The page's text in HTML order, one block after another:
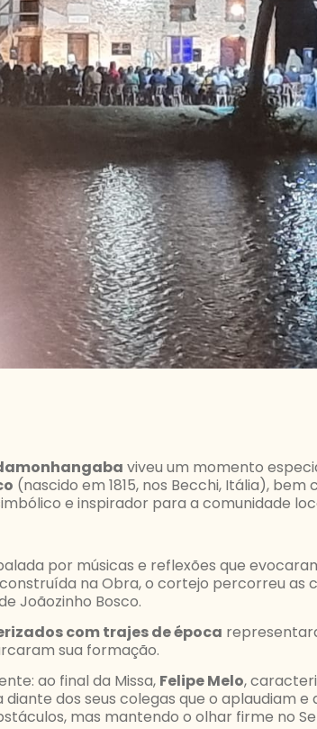
viveu um momento
(nascido em 1815, nos Becchi, Itália), bem
e inspirador para a comunidade
por músicas e reflexões que
na Obra, o cortejo percorreu
Joãozinho Bosco.
com trajes de época
sua formação.
ao final da Missa, Felipe Melo,
dos seus colegas que o aplaudiam
mas mantendo o olhar firme no